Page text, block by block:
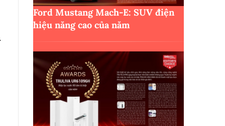
Ford Mustang Mach-E: SUV điện
hiệu năng cao của năm